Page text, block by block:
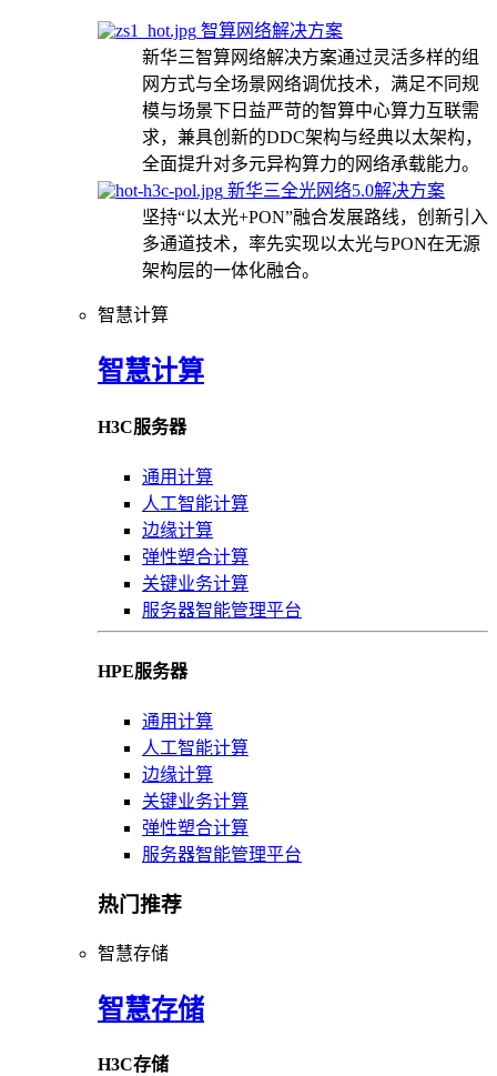
智算网络解决方案
新华三智算网络解决方案通过灵活多样的组
网方式与全场景网络调优技术，满足不同规
模与场景下日益严苛的智算中心算力互联需
求，兼具创新的DDC架构与经典以太架构，
全面提升对多元异构算力的网络承载能力。
新华三全光网络5.0解决方案
坚持“以太光+PON”融合发展路线，创新引入
多通道技术，率先实现以太光与PON在无源
架构层的一体化融合。
智慧计算
智慧计算
H3C服务器
通用计算
人工智能计算
边缘计算
弹性塑合计算
关键业务计算
服务器智能管理平台
HPE服务器
通用计算
人工智能计算
边缘计算
关键业务计算
弹性塑合计算
服务器智能管理平台
热门推荐
智慧存储
智慧存储
H3C存储